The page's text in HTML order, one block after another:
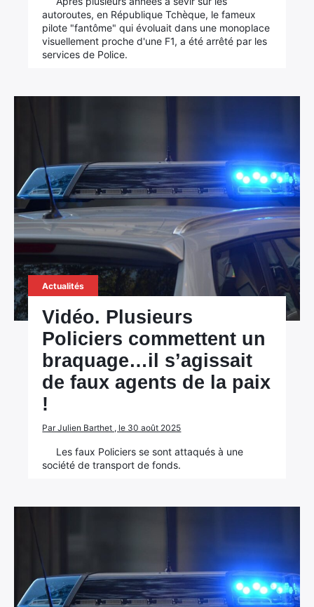
autoroutes, en République Tchèque, le fameux
pilote "fantôme" qui évoluait dans une monoplace
visuellement proche d'une F1, a été arrêté par les
services de Police.
Actualités
Vidéo. Plusieurs
Policiers commettent un
braquage…il s’agissait
de faux agents de la paix
!
Par Julien Barthet , le 30 août 2025
Les faux Policiers se sont attaqués à une
société de transport de fonds.